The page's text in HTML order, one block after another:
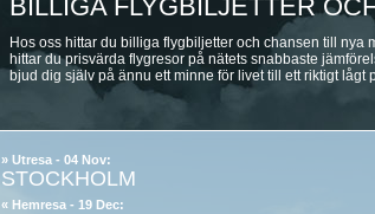
BILLIGA FLYGBILJETTER
Hos oss hittar du billiga flygbiljetter och chansen till
hittar du prisvärda flygresor på nätets snabbaste
bjud dig själv på ännu ett minne för livet till ett riktigt lågt
» Utresa - 04 Nov:
STOCKHOLM
« Hemresa - 19 Dec: